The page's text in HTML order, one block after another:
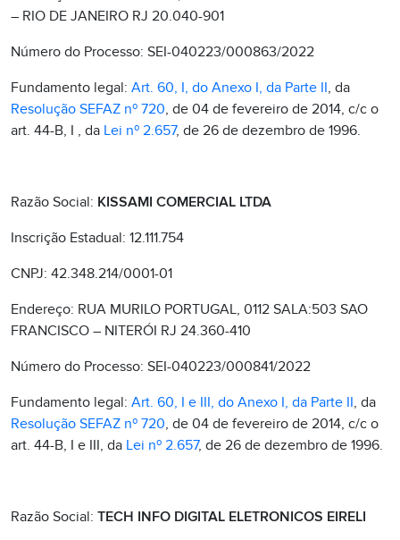
– RIO DE JANEIRO RJ 20.040-901
Número do Processo: SEI-040223/000863/2022
Fundamento legal: Art. 60, I, do Anexo I, da Parte II, da
Resolução SEFAZ nº 720, de 04 de fevereiro de 2014, c/c o
art. 44-B, I , da Lei nº 2.657, de 26 de dezembro de 1996.
Razão Social: KISSAMI COMERCIAL LTDA
Inscrição Estadual: 12.111.754
CNPJ: 42.348.214/0001-01
Endereço: RUA MURILO PORTUGAL, 0112 SALA:503 SAO
FRANCISCO – NITERÓI RJ 24.360-410
Número do Processo: SEI-040223/000841/2022
Fundamento legal: Art. 60, I e III, do Anexo I, da Parte II, da
Resolução SEFAZ nº 720, de 04 de fevereiro de 2014, c/c o
art. 44-B, I e III, da Lei nº 2.657, de 26 de dezembro de 1996.
Razão Social: TECH INFO DIGITAL ELETRONICOS EIRELI